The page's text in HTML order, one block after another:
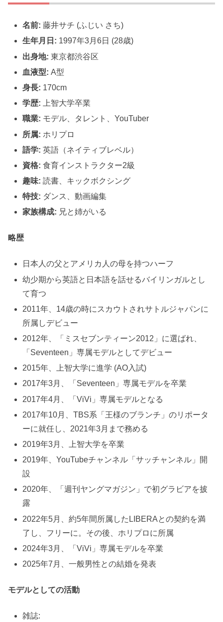
名前: 藤井サチ (ふじい さち)
生年月日: 1997年3月6日 (28歳)
出身地: 東京都渋谷区
血液型: A型
身長: 170cm
学歴: 上智大学卒業
職業: モデル、タレント、YouTuber
所属: ホリプロ
語学: 英語（ネイティブレベル）
資格: 食育インストラクター2級
趣味: 読書、キックボクシング
特技: ダンス、動画編集
家族構成: 兄と姉がいる
略歴
日本人の父とアメリカ人の母を持つハーフ
幼少期から英語と日本語を話せるバイリンガルとし
て育つ
2011年、14歳の時にスカウトされサトルジャパンに
所属しデビュー
2012年、「ミスセブンティーン2012」に選ばれ、
「Seventeen」専属モデルとしてデビュー
2015年、上智大学に進学 (AO入試)
2017年3月、「Seventeen」専属モデルを卒業
2017年4月、「ViVi」専属モデルとなる
2017年10月、TBS系「王様のブランチ」のリポータ
ーに就任し、2021年3月まで務める
2019年3月、上智大学を卒業
2019年、YouTubeチャンネル「サッチャンネル」開
設
2020年、「週刊ヤングマガジン」で初グラビアを披
露
2022年5月、約5年間所属したLIBERAとの契約を満
了し、フリーに。その後、ホリプロに所属
2024年3月、「ViVi」専属モデルを卒業
2025年7月、一般男性との結婚を発表
モデルとしての活動
雑誌: